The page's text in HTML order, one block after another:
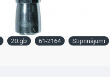
20.gb 61-2164 Stiprinājumi